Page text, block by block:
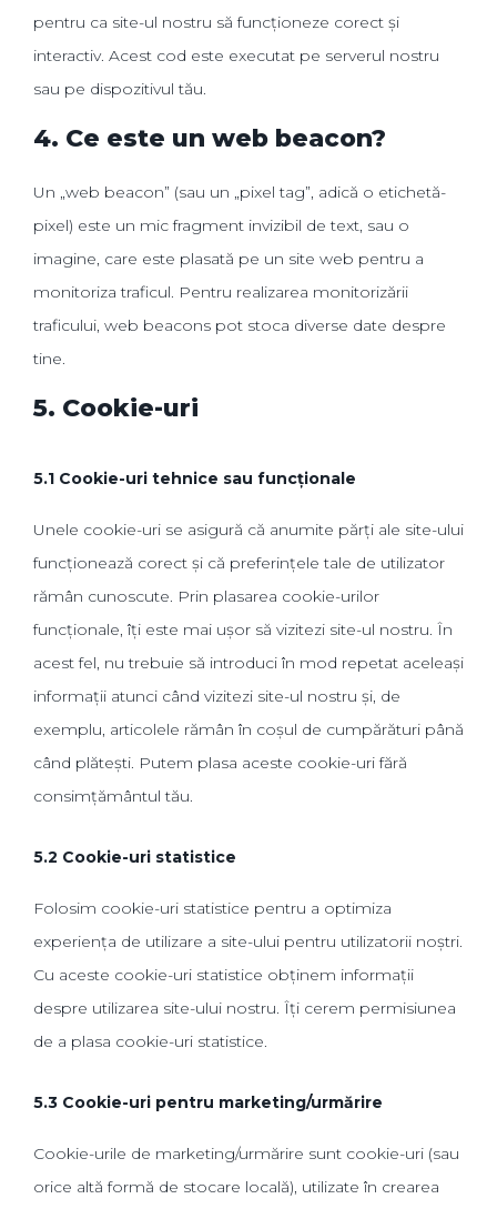
pentru ca site-ul nostru să funcționeze corect și
interactiv. Acest cod este executat pe serverul nostru
sau pe dispozitivul tău.
4. Ce este un web beacon?
Un „web beacon” (sau un „pixel tag”, adică o etichetă-
pixel) este un mic fragment invizibil de text, sau o
imagine, care este plasată pe un site web pentru a
monitoriza traficul. Pentru realizarea monitorizării
traficului, web beacons pot stoca diverse date despre
tine.
5. Cookie-uri
5.1 Cookie-uri tehnice sau funcționale
Unele cookie-uri se asigură că anumite părți ale site-ului
funcționează corect și că preferințele tale de utilizator
rămân cunoscute. Prin plasarea cookie-urilor
funcționale, îți este mai ușor să vizitezi site-ul nostru. În
acest fel, nu trebuie să introduci în mod repetat aceleași
informații atunci când vizitezi site-ul nostru și, de
exemplu, articolele rămân în coșul de cumpărături până
când plătești. Putem plasa aceste cookie-uri fără
consimțământul tău.
5.2 Cookie-uri statistice
Folosim cookie-uri statistice pentru a optimiza
experiența de utilizare a site-ului pentru utilizatorii noștri.
Cu aceste cookie-uri statistice obținem informații
despre utilizarea site-ului nostru. Îți cerem permisiunea
de a plasa cookie-uri statistice.
5.3 Cookie-uri pentru marketing/urmărire
Cookie-urile de marketing/urmărire sunt cookie-uri (sau
orice altă formă de stocare locală), utilizate în crearea